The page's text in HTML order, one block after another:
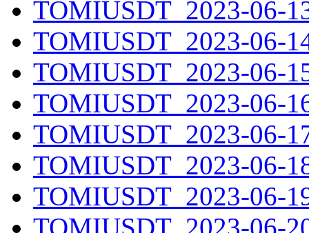
TOMIUSDT_2023-06-
TOMIUSDT_2023-06-
TOMIUSDT_2023-06-
TOMIUSDT_2023-06-
TOMIUSDT_2023-06-
TOMIUSDT_2023-06-
TOMIUSDT_2023-06-
TOMIUSDT_2023-06-